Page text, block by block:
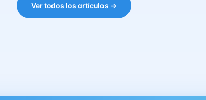
Ver todos los artículos →